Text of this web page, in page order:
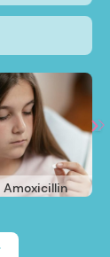
Amoxicillin